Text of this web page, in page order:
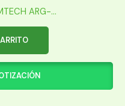
ARG-...